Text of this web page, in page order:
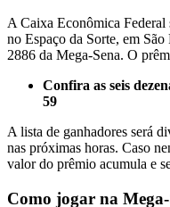
A Caixa Econômica Federal
no Espaço da Sorte, em
2886 da Mega-Sena. O
Confira as seis
59
A lista de ganhadores será
nas próximas horas. Caso
valor do prêmio acumula e
Como jogar na Mega-